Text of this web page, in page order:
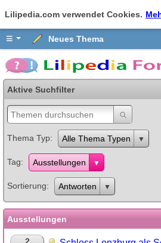
Lilipedia.com verwendet Cookies.
≡ Neues Thema
Aktive Suchfilter
Thema Typ Alle Thema Typen
Tag Ausstellungen
Sortierung Antworten
Ausstellungen